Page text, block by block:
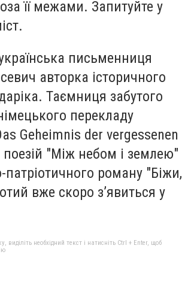
її межами. Запитуйте у
письменниця
авторка історичного
Таємниця забутого
перекладу
Geheimnis der vergessenen
поезій "Між небом і землею"
патріотичного роману "Біжи,
вже скоро з’явиться у
необхідний текст і натисніть Ctrl + Enter, щоб